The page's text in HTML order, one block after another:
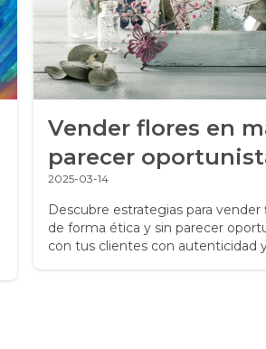
Vender flores en
parecer
2025-03-14
Descubre estrategias para
de forma ética y sin parecer
con tus clientes con autenticidad